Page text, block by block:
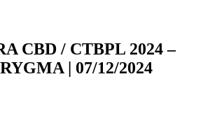
CBD / CTBPL 2024 –
| 07/12/2024